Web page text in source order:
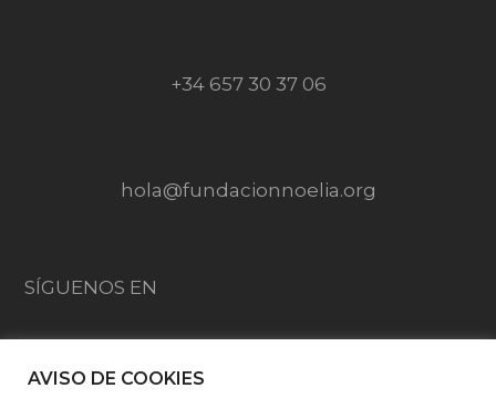
+34 657 30 37 06
hola@fundacionnoelia.org
SÍGUENOS EN
AVISO DE COOKIES